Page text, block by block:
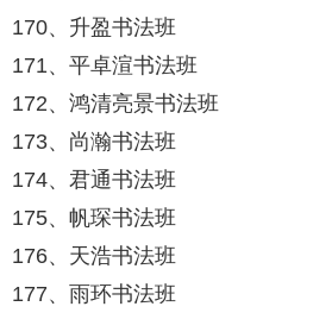
170、升盈书法班
171、平卓渲书法班
172、鸿清亮景书法班
173、尚瀚书法班
174、君通书法班
175、帆琛书法班
176、天浩书法班
177、雨环书法班